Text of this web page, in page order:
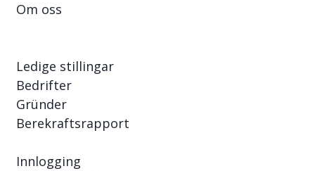
Om oss
Ledige stillingar
Bedrifter
Gründer
Berekraftsrapport
Innlogging